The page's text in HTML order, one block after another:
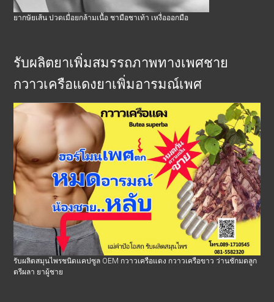
ยากษัยเส้น ปวดเมื่อยกล้ามเนื้อ ชามือชาเท้า เหงื่อออกมือ
รับผลิตยาเพิ่มสมรรถภาพทางเพศชาย
กวาวเครือแดงยาเพิ่มอารมณ์เพศ
รับผลิตสมุนไพรชนิดแคปซูล OEM กวาวเครือแดง กวาวเครือขาว ว่านชักมดลูก
ตรีผลา ยาผู้ชาย